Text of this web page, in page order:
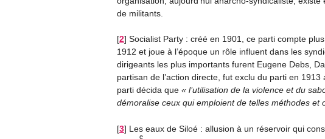
de militants.
[2] Socialist Party : créé en 1901, ce parti compte
1912 et joue à l’époque un rôle influent dans les
dirigeants les plus importants furent Eugene Debs,
partisan de l’action directe, fut exclu du parti en
parti décida que
l’utilisation de la violence et du
démoralise ceux qui emploient de telles méthodes
[3] Les eaux de Siloé : allusion à un réservoir qui
e